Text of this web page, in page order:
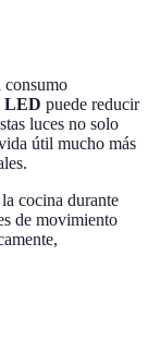
consumo
LED puede reducir
luces no solo
útil mucho más
cocina durante
de movimiento